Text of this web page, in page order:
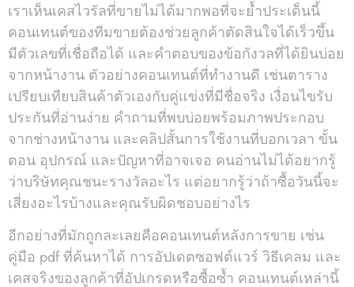
เราเห็นเคสไวรัลที่ขายไม่ได้มากพอที่จะย้ำประเด็นนี้
คอนเทนต์ของทีมขายต้องช่วยลูกค้าตัดสินใจได้เร็วขึ้น
มีตัวเลขที่เชื่อถือได้ และคำตอบของข้อกังวลที่ได้ยินบ่อย
จากหน้างาน ตัวอย่างคอนเทนต์ที่ทำงานดี เช่นตาราง
เปรียบเทียบสินค้าตัวเองกับคู่แข่งที่มีชื่อจริง เงื่อนไขรับ
ประกันที่อ่านง่าย คำถามที่พบบ่อยพร้อมภาพประกอบ
จากช่างหน้างาน และคลิปสั้นการใช้งานที่บอกเวลา ขั้น
ตอน อุปกรณ์ และปัญหาที่อาจเจอ คนอ่านไม่ได้อยากรู้
ว่าบริษัทคุณชนะรางวัลอะไร แต่อยากรู้ว่าถ้าซื้อวันนี้จะ
เสี่ยงอะไรบ้างและคุณรับผิดชอบอย่างไร
อีกอย่างที่มักถูกละเลยคือคอนเทนต์หลังการขาย เช่น
คู่มือ pdf ที่ค้นหาได้ การอัปเดตซอฟต์แวร์ วิธีเคลม และ
เคสจริงของลูกค้าที่อัปเกรดหรือซื้อซ้ำ คอนเทนต์เหล่านี้